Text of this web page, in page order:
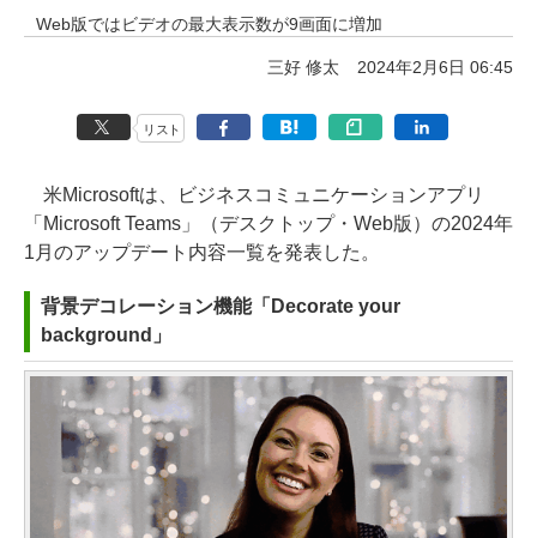
Web版ではビデオの最大表示数が9画面に増加
三好 修太 2024年2月6日 06:45
リスト
米Microsoftは、ビジネスコミュニケーションアプリ
「Microsoft Teams」（デスクトップ・Web版）の2024年
1月のアップデート内容一覧を発表した。
背景デコレーション機能「Decorate your
background」